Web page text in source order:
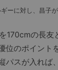
ーに対し、昌子
170cmの長友
位のポイント
パスが入れば